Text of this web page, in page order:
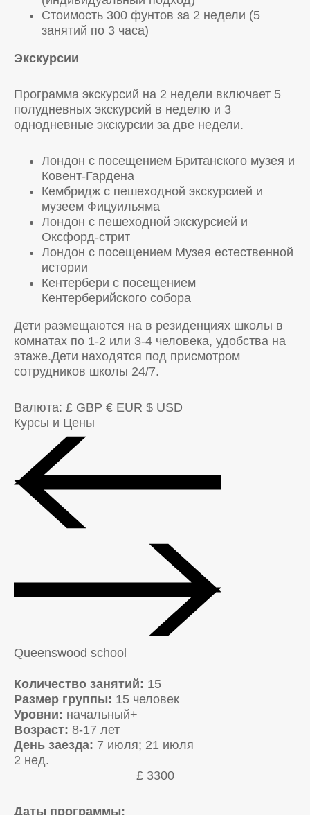
Стоимость 300 фунтов за 2 недели (5
занятий по 3 часа)
Экскурсии
Программа экскурсий на 2 недели включает 5
полудневных экскурсий в неделю и 3
однодневные экскурсии за две недели.
Лондон с посещением Британского музея и
Ковент-Гардена
Кембридж с пешеходной экскурсией и
музеем Фицуильяма
Лондон с пешеходной экскурсией и
Оксфорд-стрит
Лондон с посещением Музея естественной
истории
Кентербери с посещением
Кентерберийского собора
Дети размещаются на в резиденциях школы в
комнатах по 1-2 или 3-4 человека, удобства на
этаже.Дети находятся под присмотром
сотрудников школы 24/7.
Валюта: £ GBP € EUR $ USD
Курсы и Цены
Queenswood school
Количество занятий: 15
Размер группы: 15 человек
Уровни: начальный+
Возраст: 8-17 лет
День заезда: 7 июля; 21 июля
2 нед.
£ 3300
Даты программы: